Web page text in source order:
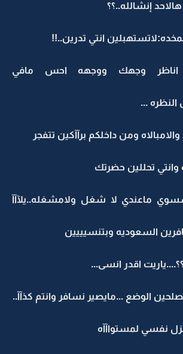
إنشالله..؟؟
انتي تدرين..!!
اناظر وجهك ووجهه احس مافي
...
ومن داخلكم برآآكين تتفجر
تحللين حضرتك
ماعندي لا شغل ولامشغله..يلآآآ
السعوديه وبتنسيييين
اقدر انسى...
الوضع ...مايصير نسافر وانتم كذآآ..
نفسي لمستواآآه